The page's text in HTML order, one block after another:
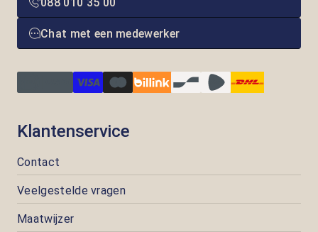
Chat met een medewerker
Klantenservice
Contact
Veelgestelde vragen
Maatwijzer